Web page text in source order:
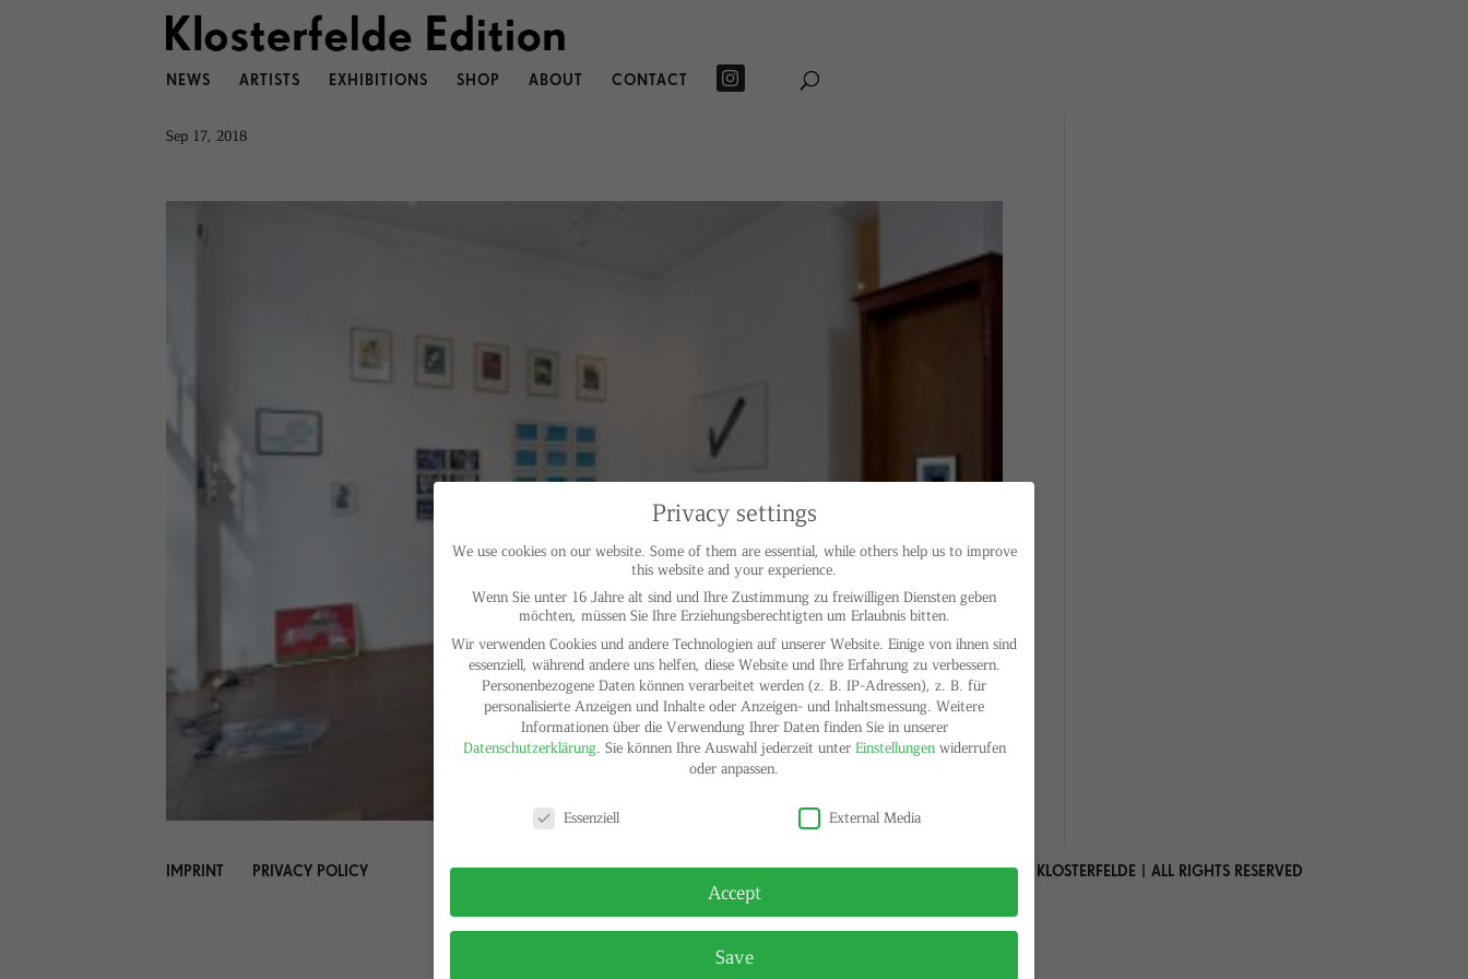
NEWS ARTISTS EXHIBITIONS SHOP ABOUT CONTACT
Sep 17, 2018
IMPRINT PRIVACY POLICY © HELGA MARIA KLOSTERFELDE | ALL RIGHTS RESERVED
Privacy settings
We use cookies on our website. Some of them are essential, while others help us to improve
this website and your experience.
Wenn Sie unter 16 Jahre alt sind und Ihre Zustimmung zu freiwilligen Diensten geben
möchten, müssen Sie Ihre Erziehungsberechtigten um Erlaubnis bitten.
Wir verwenden Cookies und andere Technologien auf unserer Website. Einige von ihnen sind
essenziell, während andere uns helfen, diese Website und Ihre Erfahrung zu verbessern.
Personenbezogene Daten können verarbeitet werden (z. B. IP-Adressen), z. B. für
personalisierte Anzeigen und Inhalte oder Anzeigen- und Inhaltsmessung. Weitere
Informationen über die Verwendung Ihrer Daten finden Sie in unserer
Datenschutzerklärung. Sie können Ihre Auswahl jederzeit unter Einstellungenwiderrufen
oder anpassen.
Essenziell
External Media
Accept
Save